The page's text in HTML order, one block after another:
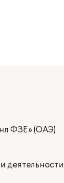
ФЗЕ» (ОАЭ)